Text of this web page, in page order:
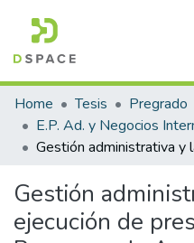
Communities & Collections
All of DSpace
Statistics
Home Tesis Pregrado
Gestión
ejecución de